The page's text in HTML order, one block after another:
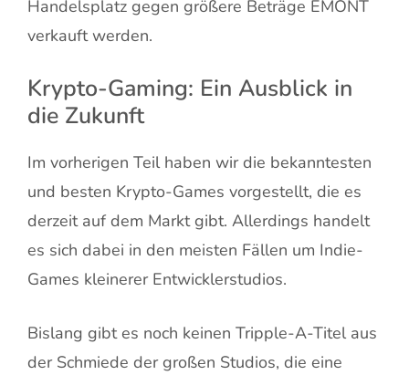
Handelsplatz gegen größere Beträge EMONT
verkauft werden.
Krypto-Gaming: Ein Ausblick in
die Zukunft
Im vorherigen Teil haben wir die bekanntesten
und besten Krypto-Games vorgestellt, die es
derzeit auf dem Markt gibt. Allerdings handelt
es sich dabei in den meisten Fällen um Indie-
Games kleinerer Entwicklerstudios.
Bislang gibt es noch keinen Tripple-A-Titel aus
der Schmiede der großen Studios, die eine